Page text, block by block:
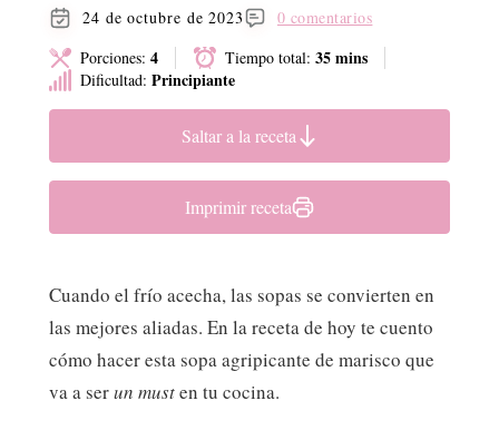
24 de octubre de 2023
0 comentarios
Porciones: 4 Tiempo total: 35 mins
Dificultad: Principiante
Saltar a la receta
Imprimir receta
Cuando el frío acecha, las sopas se convierten en
las mejores aliadas. En la receta de hoy te cuento
cómo hacer esta sopa agripicante de marisco que
va a serun musten tu cocina.